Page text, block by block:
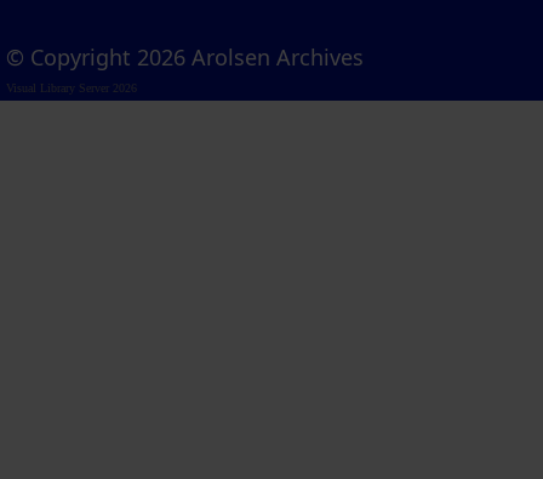
© Copyright 2026 Arolsen Archives
Visual Library Server 2026